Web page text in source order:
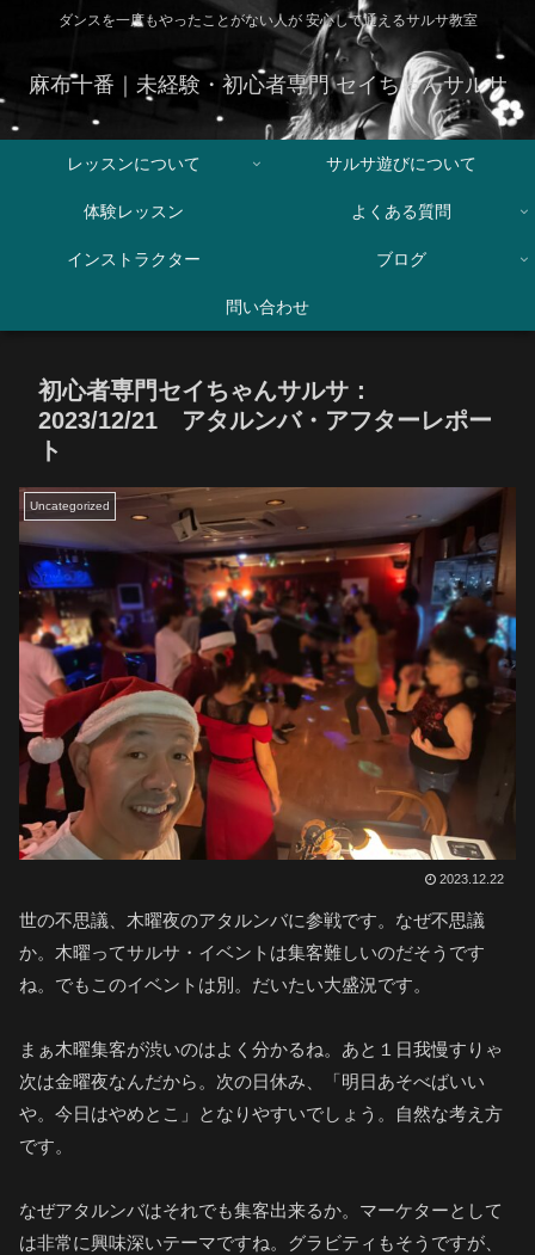
ダンスを一度もやったことがない人が 安心して通えるサルサ教室
麻布十番｜未経験・初心者専門 セイちゃんサルサ
レッスンについて サルサ遊びについて
体験レッスン よくある質問
インストラクター ブログ
問い合わせ
初心者専門セイちゃんサルサ：
2023/12/21 アタルンバ・アフターレポー
ト
Uncategorized
2023.12.22
世の不思議、木曜夜のアタルンバに参戦です。なぜ不思議
か。木曜ってサルサ・イベントは集客難しいのだそうです
ね。でもこのイベントは別。だいたい大盛況です。
まぁ木曜集客が渋いのはよく分かるね。あと１日我慢すりゃ
次は金曜夜なんだから。次の日休み、「明日あそべばいい
や。今日はやめとこ」となりやすいでしょう。自然な考え方
です。
なぜアタルンバはそれでも集客出来るか。マーケターとして
は非常に興味深いテーマですね。グラビティもそうですが、